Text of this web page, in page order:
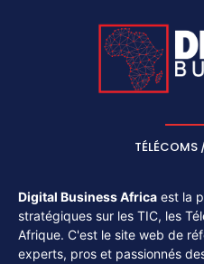
Digital Business Africa est la
stratégiques sur les TIC, les
Afrique. C'est le site web de
experts, pros et passionnés